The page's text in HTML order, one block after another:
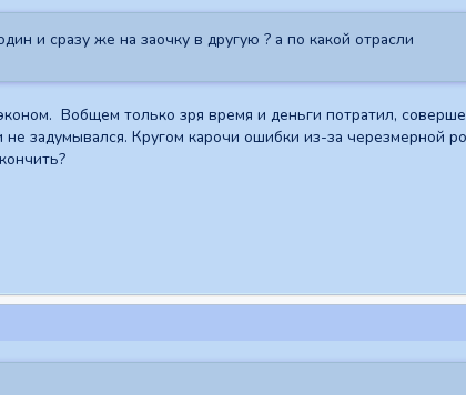
и сразу же на заочку в другую ? а по какой отрасли
Вобщем только зря время и деньги потратил,
задумывался. Кругом карочи ошибки из-за черезмерной